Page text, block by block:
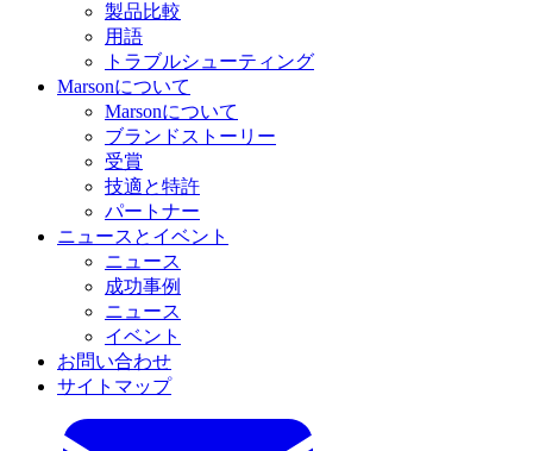
製品比較
用語
トラブルシューティング
Marsonについて
Marsonについて
ブランドストーリー
受賞
技適と特許
パートナー
ニュースとイベント
ニュース
成功事例
ニュース
イベント
お問い合わせ
サイトマップ